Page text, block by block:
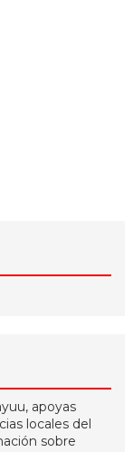
apoyas
locales del
sobre